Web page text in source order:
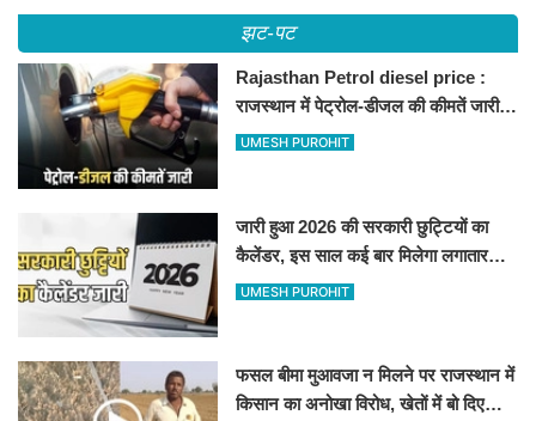
झट-पट
Rajasthan Petrol diesel price :
राजस्थान में पेट्रोल-डीजल की कीमतें जारी,
जानिए बीकानेर समेत पुरे प्रदेश में नए रेट
UMESH PUROHIT
जारी हुआ 2026 की सरकारी छुट्टियों का
कैलेंडर, इस साल कई बार मिलेगा लगातार
अवकाश, देखें
UMESH PUROHIT
फसल बीमा मुआवजा न मिलने पर राजस्थान में
किसान का अनोखा विरोध, खेतों में बो दिए